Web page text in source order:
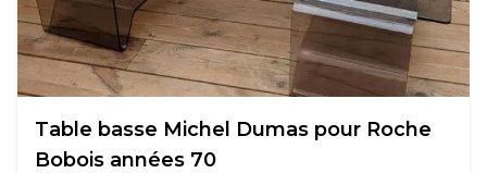
Table basse Michel Dumas pour Roche
Bobois années 70